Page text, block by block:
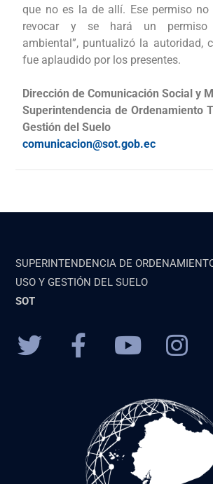
que no es la de allí. Ese permiso
revocar y se hará un permiso
ambiental”, puntualizó la autoridad,
fue aplaudido por los presentes.
Dirección de Comunicación Social y
Superintendencia de Ordenamiento
Gestión del Suelo
comunicacion@sot.gob.ec
SUPERINTENDENCIA DE
USO Y GESTIÓN DEL SUELO
SOT